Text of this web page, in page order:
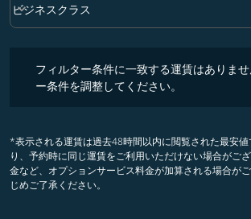
クラス option ビジネスクラス Selected
ビジネスクラス
keyboard_arrow_down
フィルター条件に一致する運賃はありま
ー条件を調整してください。
*表示される運賃は過去48時間以内に閲覧された最安値
り、予約時に同じ運賃をご利用いただけない場合がご
金など、オプションサービス料金が加算される場合が
じめご了承ください。